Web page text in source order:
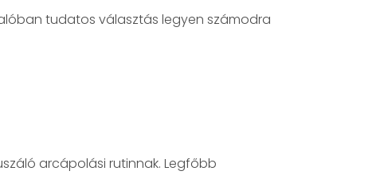
tudatos választás legyen számodra
arcápolási rutinnak. Legfőbb